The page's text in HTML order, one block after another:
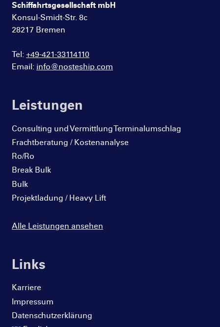
Schiffahrtsgesellschaft mbH
Konsul-Smidt-Str. 8c
28217 Bremen
Tel: +49-421-33114110
Email: info@nosteship.com
Leistungen
Consulting und Vermittlung Terminalumschlag
Frachtberatung / Kostenanalyse
Ro/Ro
Break Bulk
Bulk
Projektladung / Heavy Lift
Alle Leistungen ansehen
Links
Karriere
Impressum
Datenschutzerklärung